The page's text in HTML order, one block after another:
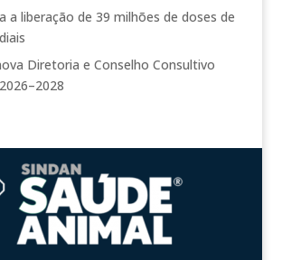
a liberação de 39 milhões de doses de
Diretoria e Conselho Consultivo